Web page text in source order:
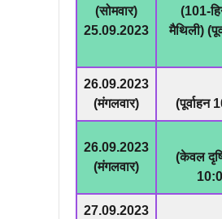
(सोमवार)
25.09.2023
(101-
मैथिली)
26.09.2023
(मंगलवार)
(पूर्वाहन
26.09.2023
(मंगलवार)
(केवल
27.09.2023